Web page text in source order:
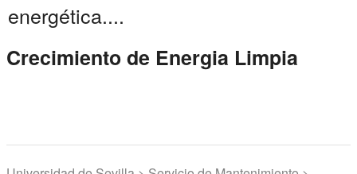
energética....
Crecimiento de Energia Limpia